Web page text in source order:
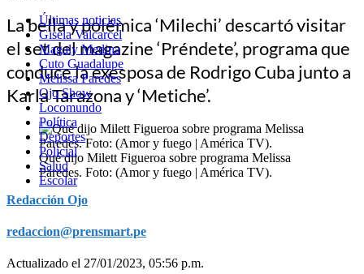
Últimas noticias
Gisela Valcarcel
Magaly Medina
Cuto Guadalupe
Melissa Paredes
Ojo Show
Locomundo
Política
Deportes
Policial
Salud
Escolar
La bella y polémica ‘Milechi’ descartó visitar
el set del magazine ‘Préndete’, programa que
conduce la exesposa de Rodrigo Cuba junto a
Karla Tarazona y ‘Metiche’.
Qué dijo Milett Figueroa sobre programa Melissa
Paredes. Foto: (Amor y fuego | América TV).
Redacción Ojo
redaccion@prensmart.pe
Actualizado el 27/01/2023, 05:56 p.m.